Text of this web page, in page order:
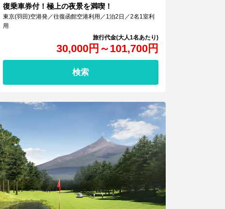
復乗車券付！極上の夜景を満喫！
30,000円 ～101,700円
東京(羽田)空港発／往復函館空港利用／1泊2日／2名1室利
用
検索